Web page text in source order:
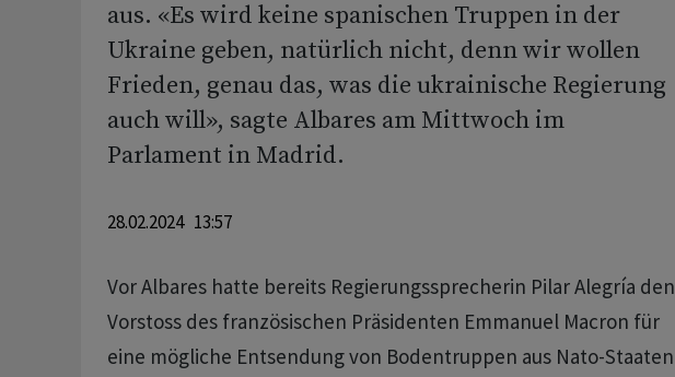
aus. «Es wird keine spanischen Truppen in der
Ukraine geben, natürlich nicht, denn wir wollen
Frieden, genau das, was die ukrainische Regierung
auch will», sagte Albares am Mittwoch im
Parlament in Madrid.
28.02.2024 13:57
Vor Albares hatte bereits Regierungssprecherin Pilar Alegría den
Vorstoss des französischen Präsidenten Emmanuel Macron für
eine mögliche Entsendung von Bodentruppen aus Nato-Staaten